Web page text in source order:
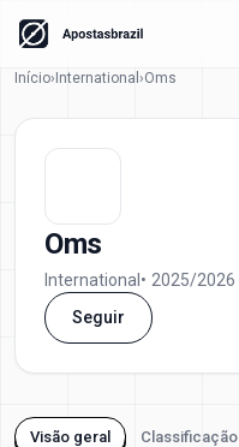
Início› International ›Oms
Oms
International •
Seguir
Visão geral Classificação